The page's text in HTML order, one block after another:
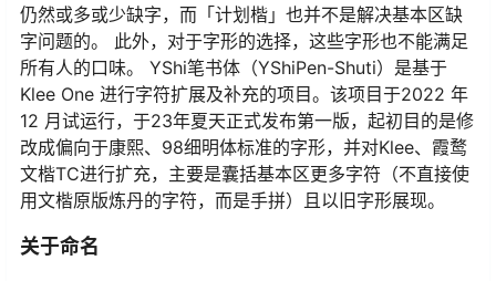
仍然或多或少缺字，而「计划楷」也并不是解决基本区缺
字问题的。 此外，对于字形的选择，这些字形也不能满足
所有人的口味。 YShi笔书体（YShiPen-Shuti）是基于
Klee One 进行字符扩展及补充的项目。该项目于2022 年
12 月试运行，于23年夏天正式发布第一版，起初目的是修
改成偏向于康熙、98细明体标准的字形，并对Klee、霞鹜
文楷TC进行扩充，主要是囊括基本区更多字符（不直接使
用文楷原版炼丹的字符，而是手拼）且以旧字形展现。
关于命名